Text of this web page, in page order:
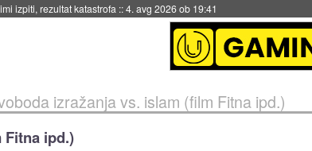
večkratno uporabo::4. avg 2026 ob 19:41
izražanja vs. islam (film Fitna ipd.)
Fitna ipd.)